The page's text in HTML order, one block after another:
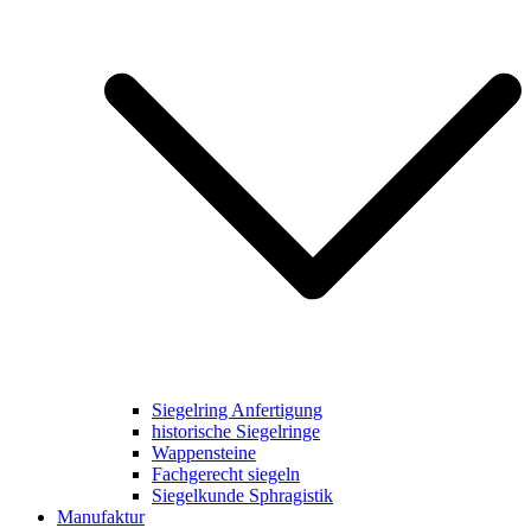
Siegelring Anfertigung
historische Siegelringe
Wappensteine
Fachgerecht siegeln
Siegelkunde Sphragistik
Manufaktur